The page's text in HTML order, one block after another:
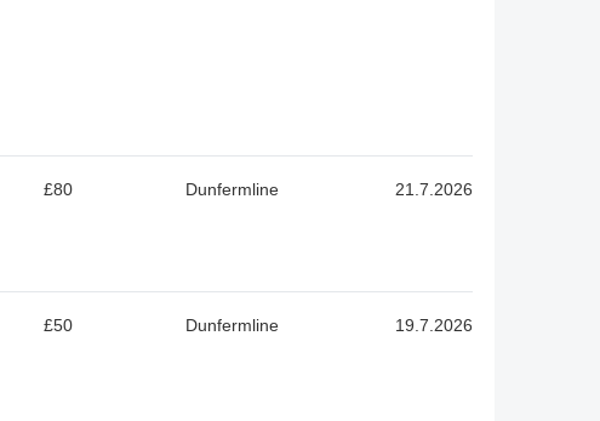
£80 Dunfermline 21.7.2026
£50 Dunfermline 19.7.2026